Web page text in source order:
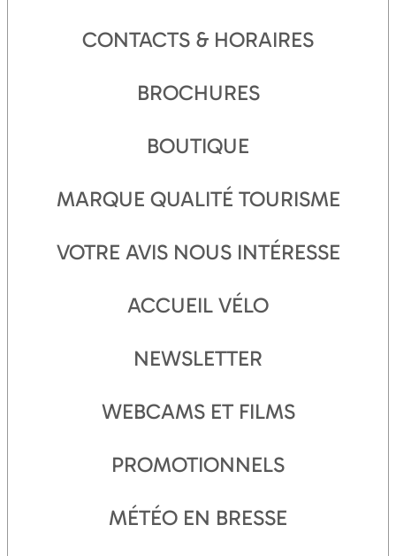
CONTACTS & HORAIRES
BROCHURES
BOUTIQUE
MARQUE QUALITÉ TOURISME
VOTRE AVIS NOUS INTÉRESSE
ACCUEIL VÉLO
NEWSLETTER
WEBCAMS ET FILMS
PROMOTIONNELS
MÉTÉO EN BRESSE